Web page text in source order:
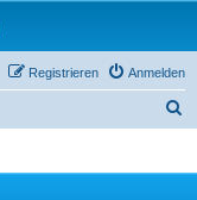
Anmelden
Registrieren